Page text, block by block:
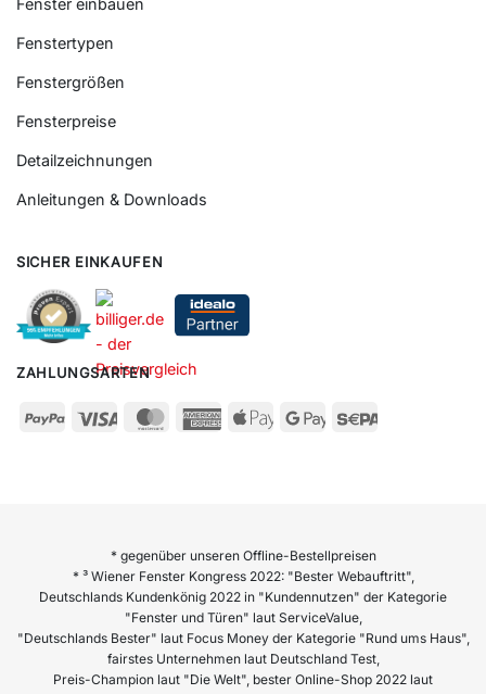
Fenster einbauen
Fenstertypen
Fenstergrößen
Fensterpreise
Detailzeichnungen
Anleitungen & Downloads
SICHER EINKAUFEN
ZAHLUNGSARTEN
* gegenüber unseren Offline-Bestellpreisen
* ³ Wiener Fenster Kongress 2022: "Bester Webauftritt",
Deutschlands Kundenkönig 2022 in "Kundennutzen" der Kategorie
"Fenster und Türen" laut ServiceValue,
"Deutschlands Bester" laut Focus Money der Kategorie "Rund ums Haus",
fairstes Unternehmen laut Deutschland Test,
Preis-Champion laut "Die Welt", bester Online-Shop 2022 laut